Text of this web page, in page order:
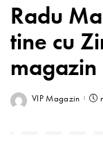
Radu
tine cu
magazin
VIP Magazin